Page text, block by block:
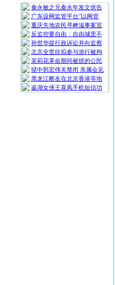
秦永敏之兄秦永年发文状告
广东设网监管平台“以网管
重庆失地农民寻衅滋事案宣
反监控要自由：自由城里不
孙世华提行政诉讼并向监察
北京全世欣拟参与游行被拘
茉莉花革命期间被抓的公民
狱中郭宏伟关禁闭 亲属会见
黑龙江断友在北京香港等地
鉴湖女侠王喜凤手机短信功